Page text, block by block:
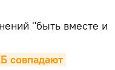
"быть вместе и
совпадают